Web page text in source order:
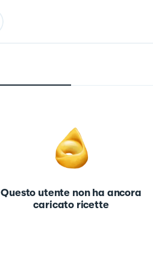
Questo utente non ha ancora
caricato ricette